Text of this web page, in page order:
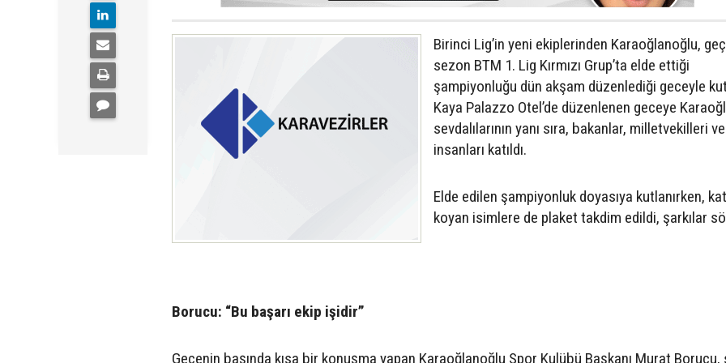
Birinci Lig’in yeni ekiplerinden Karaoğlanoğlu,
sezon BTM 1. Lig Kırmızı Grup’ta elde ettiği
şampiyonluğu dün akşam düzenlediği geceyle
Kaya Palazzo Otel’de düzenlenen geceye
sevdalılarının yanı sıra, bakanlar, milletvekilleri
insanları katıldı.
Elde edilen şampiyonluk doyasıya kutlanırken,
koyan isimlere de plaket takdim edildi, şarkılar
Borucu: “Bu başarı ekip işidir”
Gecenin başında kısa bir konuşma yapan Karaoğlanoğlu Spor Kulübü Başkanı Murat Borucu,